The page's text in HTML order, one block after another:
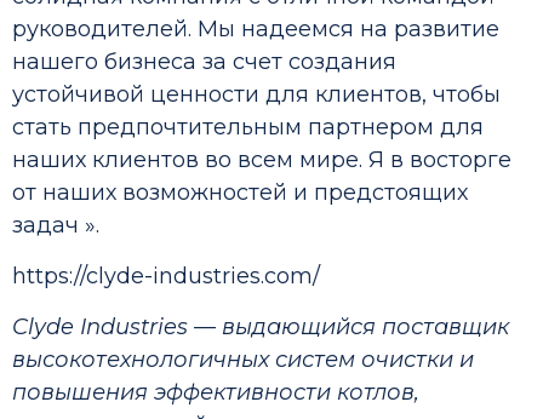
руководителей. Мы надеемся на развитие
нашего бизнеса за счет создания
устойчивой ценности для клиентов, чтобы
стать предпочтительным партнером для
наших клиентов во всем мире. Я в восторге
от наших возможностей и предстоящих
задач ».
https://clyde-industries.com/
Clyde Industries — выдающийся поставщик
высокотехнологичных систем очистки и
повышения эффективности котлов,